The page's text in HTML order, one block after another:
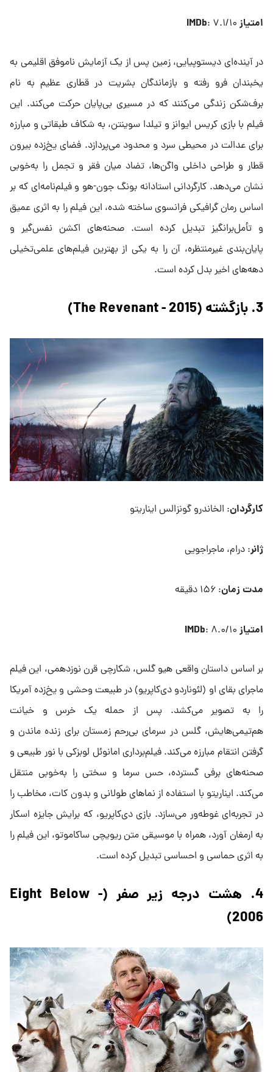
امتیاز IMDb : ۷.۱/۱۰
در آینده‌ای دیستوپیایی، زمین پس از یک آزمایش ناموفق اقلیمی به
یخبندان فرو رفته و بازماندگان بشریت در قطاری عظیم به نام
برف‌شکن زندگی می‌کنند که در مسیری بی‌پایان حرکت می‌کند. این
فیلم با بازی کریس ایوانز و تیلدا سوینتن، به شکاف طبقاتی و مبارزه
برای عدالت در محیطی سرد و محدود می‌پردازد. فضای یخ‌زده بیرون
قطار و طراحی داخلی واگن‌ها، تضاد میان فقر و تجمل را به‌خوبی
نشان می‌دهد. کارگردانی استادانه بونگ جون-هو و فیلم‌نامه‌ای که بر
اساس رمان گرافیکی فرانسوی ساخته شده، این فیلم را به اثری عمیق
و تأمل‌برانگیز تبدیل کرده است. صحنه‌های اکشن نفس‌گیر و
پایان‌بندی غیرمنتظره، آن را به یکی از بهترین فیلم‌های علمی‌تخیلی
دهه‌های اخیر بدل کرده است.
3. بازگشته (The Revenant - 2015)
کارگردان: الخاندرو گونزالس ایناریتو
ژانر: درام، ماجراجویی
مدت زمان: ۱۵۶ دقیقه
امتیاز IMDb : ۸.۰/۱۰
بر اساس داستان واقعی هیو گلس، شکارچی قرن نوزدهمی، این فیلم
ماجرای بقای او (لئوناردو دی‌کاپریو) در طبیعت وحشی و یخ‌زده آمریکا
را به تصویر می‌کشد. پس از حمله یک خرس و خیانت
هم‌تیمی‌هایش، گلس در سرمای بی‌رحم زمستان برای زنده ماندن و
گرفتن انتقام مبارزه می‌کند. فیلم‌برداری امانوئل لوبزکی با نور طبیعی و
صحنه‌های برفی گسترده، حس سرما و سختی را به‌خوبی منتقل
می‌کند. ایناریتو با استفاده از نماهای طولانی و بدون کات، مخاطب را
در تجربه‌ای غوطه‌ور می‌سازد. بازی دی‌کاپریو، که برایش جایزه اسکار
به ارمغان آورد، همراه با موسیقی متن ریویچی ساکاموتو، این فیلم را
به اثری حماسی و احساسی تبدیل کرده است.
4. هشت درجه زیر صفر (Eight Below -
2006)